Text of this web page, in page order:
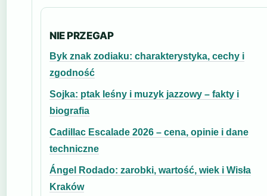
NIE PRZEGAP
Byk znak zodiaku: charakterystyka, cechy i
zgodność
Sojka: ptak leśny i muzyk jazzowy – fakty i
biografia
Cadillac Escalade 2026 – cena, opinie i dane
techniczne
Ángel Rodado: zarobki, wartość, wiek i Wisła
Kraków